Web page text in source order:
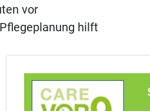
vor
hilft